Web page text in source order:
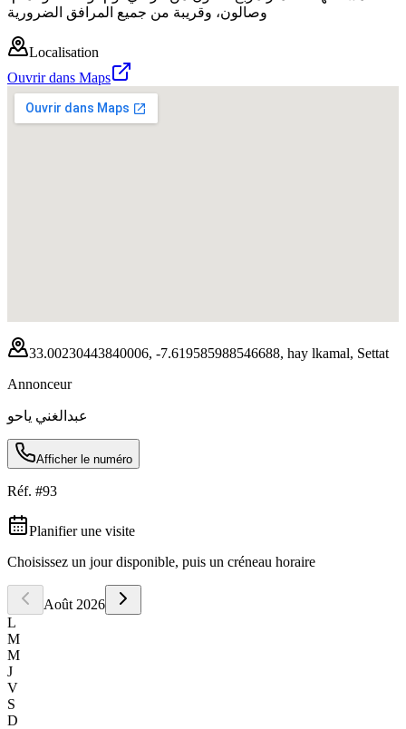
وصالون، وقريبة من جميع المرافق الضرورية
Localisation
Ouvrir dans Maps
33.00230443840006, -7.619585988546688, hay lkamal, Settat
Annonceur
عبدالغني ياحو
Afficher le numéro
Réf. #93
Planifier une visite
Choisissez un jour disponible, puis un créneau horaire
Août 2026
L
M
M
J
V
S
D